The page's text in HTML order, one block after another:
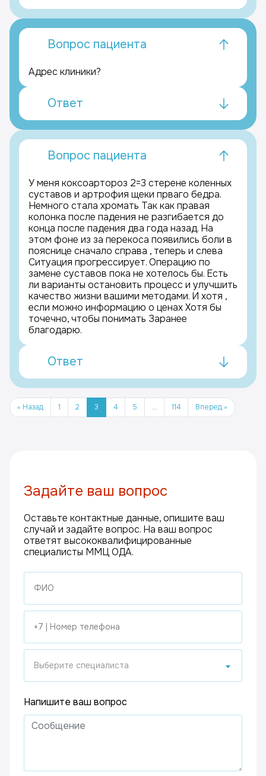
Вопрос пациента
Адрес клиники?
Ответ
Вопрос пациента
У меня коксоартороз 2=3 стерене коленных
суставов и артрофия щеки прваго бедра.
Немного стала хромать Так как правая
колонка после падения не разгибается до
конца после падения два года назад. На
этом фоне из за перекоса появились боли в
пояснице сначало справа , теперь и слева
Ситуация прогрессирует. Операцию по
замене суставов пока не хотелось бы. Есть
ли варианты остановить процесс и улучшить
качество жизни вашими методами. И хотя ,
если можно информацию о ценах Хотя бы
точечно, чтобы понимать Заранее
благодарю.
Ответ
« Назад 1 2 3 4 5 … 114 Вперед »
Задайте ваш вопрос
Оставьте контактные данные, опишите ваш
случай и задайте вопрос. На ваш вопрос
ответят высококвалифицированные
специалисты ММЦ ОДА.
Выберите специалиста
Напишите ваш вопрос